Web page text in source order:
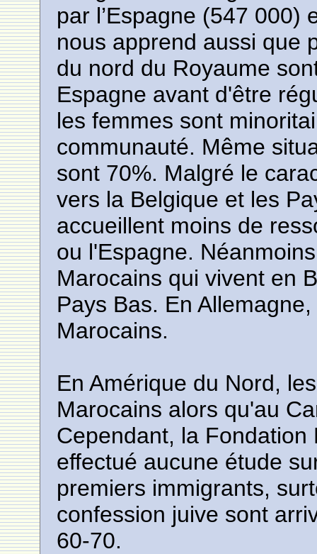
par l’Espagne (547 000)
nous apprend aussi que
du nord du Royaume
Espagne avant d'être
les femmes sont
communauté. Même
sont 70%. Malgré le
vers la Belgique et les
accueillent moins de
ou l'Espagne.
Marocains qui vivent en
Pays Bas. En
Marocains.
En Amérique du Nord,
Marocains alors qu'au
Cependant, la
effectué aucune étude
premiers immigrants,
confession juive sont
60-70.